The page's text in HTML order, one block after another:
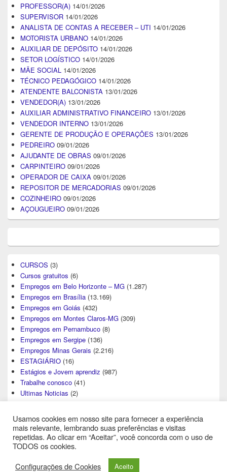
PROFESSOR(A) 14/01/2026
SUPERVISOR 14/01/2026
ANALISTA DE CONTAS A RECEBER – UTI 14/01/2026
MOTORISTA URBANO 14/01/2026
AUXILIAR DE DEPÓSITO 14/01/2026
SETOR LOGÍSTICO 14/01/2026
MÃE SOCIAL 14/01/2026
TÉCNICO PEDAGÓGICO 14/01/2026
ATENDENTE BALCONISTA 13/01/2026
VENDEDOR(A) 13/01/2026
AUXILIAR ADMINISTRATIVO FINANCEIRO 13/01/2026
VENDEDOR INTERNO 13/01/2026
GERENTE DE PRODUÇÃO E OPERAÇÕES 13/01/2026
PEDREIRO 09/01/2026
AJUDANTE DE OBRAS 09/01/2026
CARPINTEIRO 09/01/2026
OPERADOR DE CAIXA 09/01/2026
REPOSITOR DE MERCADORIAS 09/01/2026
COZINHEIRO 09/01/2026
AÇOUGUEIRO 09/01/2026
CURSOS (3)
Cursos gratuitos (6)
Empregos em Belo Horizonte – MG (1.287)
Empregos em Brasília (13.169)
Empregos em Goiás (432)
Empregos em Montes Claros-MG (309)
Empregos em Pernambuco (8)
Empregos em Sergipe (136)
Empregos Minas Gerais (2.216)
ESTAGIÁRIO (16)
Estágios e Jovem aprendiz (987)
Trabalhe conosco (41)
Ultimas Noticias (2)
Direitos Autorais © 2026Central de Empregos
Usamos cookies em nosso site para fornecer a experiência
mais relevante, lembrando suas preferências e visitas
repetidas. Ao clicar em “Aceitar”, você concorda com o uso de
TODOS os cookies.
Configurações de Cookies
Aceito